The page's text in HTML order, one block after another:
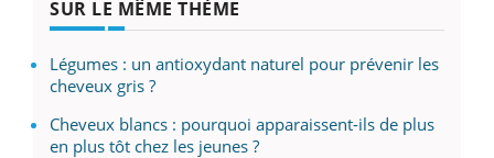
SUR LE MÊME THÈME
Légumes : un antioxydant naturel pour prévenir les
cheveux gris ?
Cheveux blancs : pourquoi apparaissent-ils de plus
en plus tôt chez les jeunes ?